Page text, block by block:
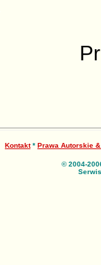
Kontakt* Prawa Autorskie &
© 2004-